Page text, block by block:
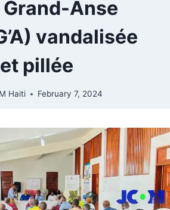
Grand-Anse
vandalisée
et pillée
Haiti February 7, 2024